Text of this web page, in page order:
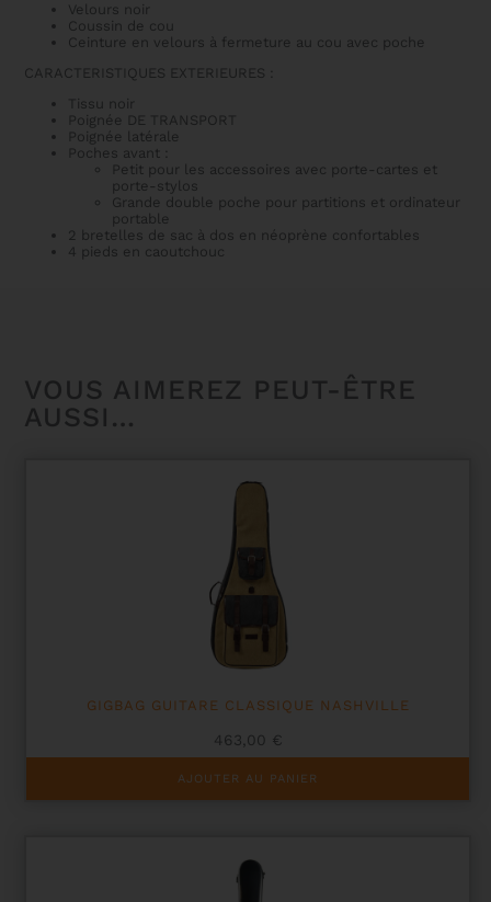
Velours noir
Coussin de cou
Ceinture en velours à fermeture au cou avec poche
CARACTERISTIQUES EXTERIEURES :
Tissu noir
Poignée DE TRANSPORT
Poignée latérale
Poches avant :
Petit pour les accessoires avec porte-cartes et
porte-stylos
Grande double poche pour partitions et ordinateur
portable
2 bretelles de sac à dos en néoprène confortables
4 pieds en caoutchouc
VOUS AIMEREZ PEUT-ÊTRE
AUSSI…
GIGBAG GUITARE CLASSIQUE NASHVILLE
463,00 €
AJOUTER AU PANIER